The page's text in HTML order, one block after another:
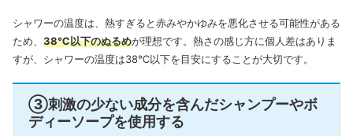
シャワーの温度は、熱すぎると赤みやかゆみを悪化させる可能性がある
ため、 38℃以下のぬるめが理想です。熱さの感じ方に個人差はありま
すが、シャワーの温度は38℃以下を目安にすることが大切です。
③刺激の少ない成分を含んだシャンプーやボ
ディーソープを使用する